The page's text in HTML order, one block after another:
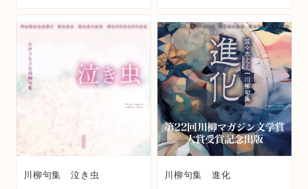
川柳句集 泣き虫 川柳句集 進化